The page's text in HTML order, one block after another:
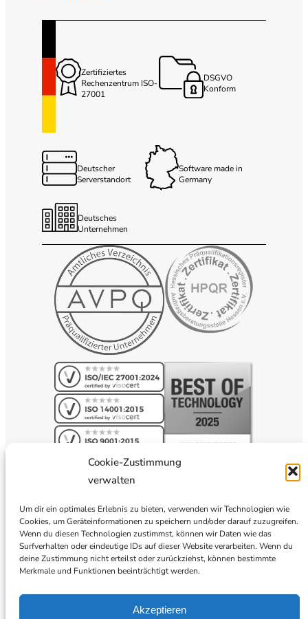
Cookie-Zustimmung
verwalten
Um dir ein optimales Erlebnis zu bieten, verwenden wir Technologien wie
Cookies, um Geräteinformationen zu speichern und/oder darauf zuzugreifen.
Wenn du diesen Technologien zustimmst, können wir Daten wie das
Surfverhalten oder eindeutige IDs auf dieser Website verarbeiten. Wenn du
deine Zustimmung nicht erteilst oder zurückziehst, können bestimmte
Merkmale und Funktionen beeinträchtigt werden.
Akzeptieren
Zertifiziertes
Rechenzentrum ISO-
27001
DSGVO
Konform
Deutscher
Serverstandort
Software made in
Germany
Deutsches
Unternehmen